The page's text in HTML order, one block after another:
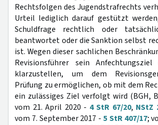
Rechtsfolgen des Jugendstrafrechts
Urteil lediglich darauf gestützt
Schuldfrage rechtlich oder
beantwortet oder die Sanktion selbst
ist. Wegen dieser sachlichen
Revisionsführer sein Anfechtungsziel
klarzustellen, um dem
Prüfung zu ermöglichen, ob mit dem
ein zulässiges Ziel verfolgt wird (BGH,
vom 21. April 2020 - 4 StR 67/20, NStZ
vom 7. September 2017 - 5 StR 407/17;